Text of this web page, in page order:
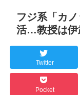
フジ系「カ
活…教授は伊
Twitter
Pocket